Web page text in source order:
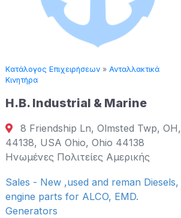
Κατάλογος Επιχειρήσεων » Ανταλλακτικά
Κινητήρα
H.B. Industrial & Marine
8 Friendship Ln, Olmsted Twp, OH,
44138, USA Ohio, Ohio 44138
Ηνωμένες Πολιτείες Αμερικής
Sales - New ,used and reman Diesels,
engine parts for ALCO, EMD.
Generators